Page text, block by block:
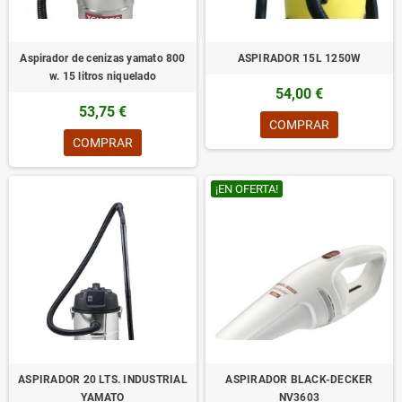
Aspirador de cenizas yamato 800
w. 15 litros niquelado
53,75 €
COMPRAR
ASPIRADOR 15L 1250W
54,00 €
COMPRAR
ASPIRADOR 20 LTS. INDUSTRIAL
YAMATO
¡EN OFERTA!
ASPIRADOR BLACK-DECKER
NV3603